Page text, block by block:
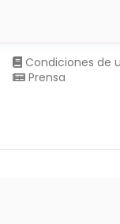
Condiciones de
Prensa